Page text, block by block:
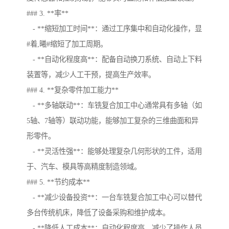
### 3. **率**
- **缩短加工时间**：通过工序集中和自动化操作，显
#着,曦#缩短了加工周期。
- **自动化程度高**：配备自动换刀系统、自动上下料
装置等，减少人工干预，提高生产效率。
### 4. **复杂零件加工能力**
- **多轴联动**：车铣复合加工中心通常具有多轴（如
5轴、7轴等）联动功能，能够加工复杂的三维曲面和异
形零件。
- **灵活性强**：能够处理复杂几何形状的工件，适用
于、汽车、模具等高精度制造领域。
### 5. **节约成本**
- **减少设备投资**：一台车铣复合加工中心可以替代
多台传统机床，降低了设备采购和维护成本。